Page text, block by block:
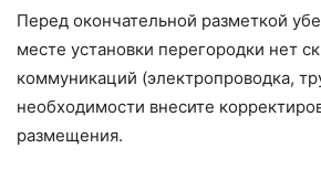
Перед окончательной разметкой
месте установки перегородки нет
коммуникаций (электропроводка,
необходимости внесите
размещения.